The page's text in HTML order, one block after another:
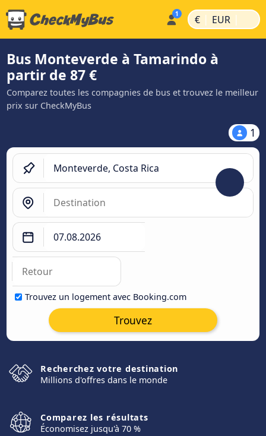
€ | EUR |
Bus Monteverde à Tamarindo à
partir de 87 €
Comparez toutes les compagnies de bus et trouvez le meilleur
prix sur CheckMyBus
1
Trouvez un logement avec Booking.com
Trouvez
Recherchez votre destination
Millions d'offres dans le monde
Comparez les résultats
Économisez jusqu'à 70 %